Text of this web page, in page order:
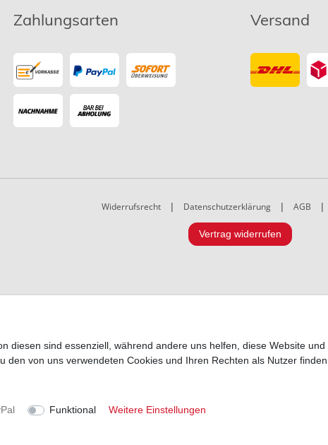
Zahlungsarten Versand
Widerrufsrecht | Datenschutzerklärung | AGB |
Vertrag widerrufen
diesen sind essenziell, während andere uns helfen, diese Website und
den von uns verwendeten Cookies und Ihren Rechten als Nutzer
Funktional Weitere Einstellungen